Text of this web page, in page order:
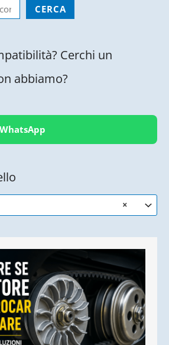
CERCA
Cerchi un
abbiamo?
×